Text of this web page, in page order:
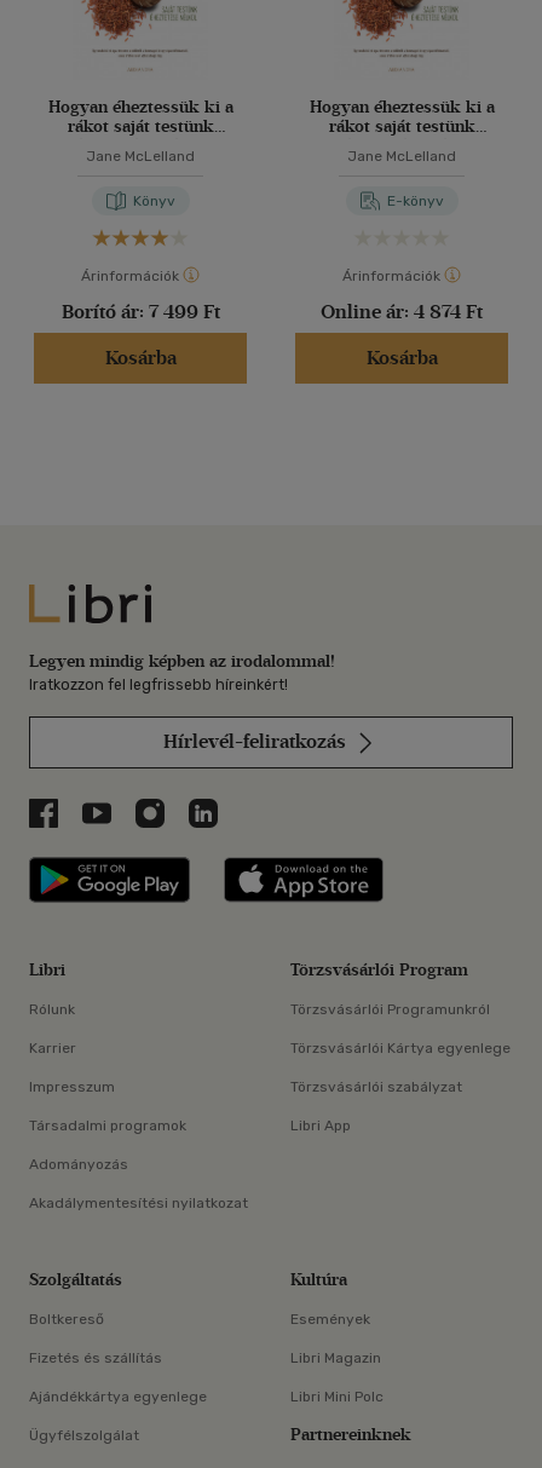
Hogyan éheztessük ki a
rákot saját testünk
Jane McLelland
Könyv
Árinformációk
Borító ár: 7 499 Ft
Kosárba
Hogyan éheztessük ki a
rákot saját testünk
Jane McLelland
E-könyv
Árinformációk
Online ár: 4 874 Ft
Kosárba
Libri
Legyen mindig képben az irodalommal!
Iratkozzon fel legfrissebb híreinkért!
Hírlevél-feliratkozás
Libri a Facebookon
Libri a Youtube-on
Libri az Instagramon
Libri a LinkedInen
Libri applikáció Szerezd meg: Google
Libri
Rólunk
Karrier
Impresszum
Társadalmi programok
Adományozás
Akadálymentesítési nyilatkozat
Törzsvásárlói Program
Törzsvásárlói Programunkról
Törzsvásárlói Kártya egyenlege
Törzsvásárlói szabályzat
Libri App
Szolgáltatás
Boltkereső
Fizetés és szállítás
Ajándékkártya egyenlege
Ügyfélszolgálat
Kultúra
Események
Libri Magazin
Libri Mini Polc
Partnereinknek